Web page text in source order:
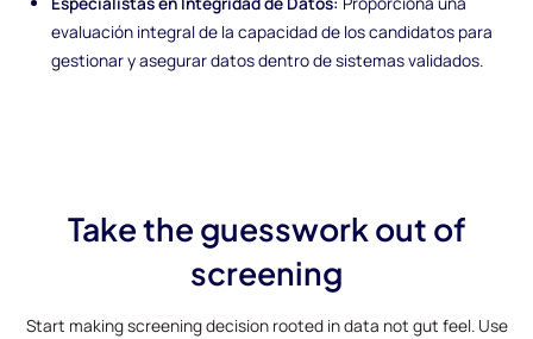
evaluación integral de la capacidad de los candidatos para
gestionar y asegurar datos dentro de sistemas validados.
Take the guesswork out of
screening
Start making screening decision rooted in data not gut feel. Use